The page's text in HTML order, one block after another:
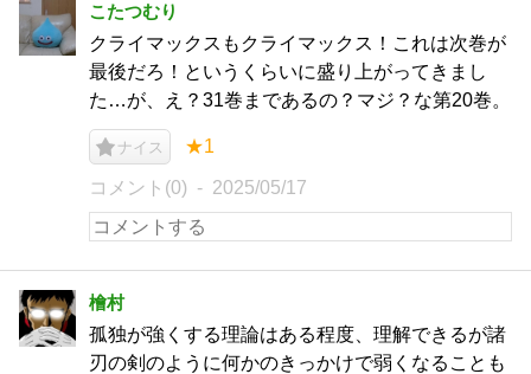
こたつむり
クライマックスもクライマックス！これは次巻が
最後だろ！というくらいに盛り上がってきまし
た…が、え？31巻まであるの？マジ？な第20巻。
ナイス ★1
コメント(0) 2025/05/17
檜村
孤独が強くする理論はある程度、理解できるが諸
刃の剣のように何かのきっかけで弱くなることも